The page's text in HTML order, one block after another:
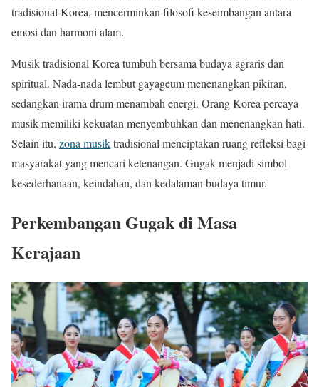
tradisional Korea, mencerminkan filosofi keseimbangan antara
emosi dan harmoni alam.
Musik tradisional Korea tumbuh bersama budaya agraris dan
spiritual. Nada-nada lembut gayageum menenangkan pikiran,
sedangkan irama drum menambah energi. Orang Korea percaya
musik memiliki kekuatan menyembuhkan dan menenangkan hati.
Selain itu, zona musiktradisional menciptakan ruang refleksi bagi
masyarakat yang mencari ketenangan. Gugak menjadi simbol
kesederhanaan, keindahan, dan kedalaman budaya timur.
Perkembangan Gugak di Masa
Kerajaan